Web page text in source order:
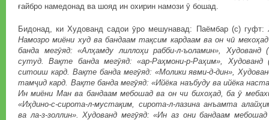
ғайбро намедонад ва шояд ин охирин намози ӯ бошад.
Бидонад, ки Худованд садои ӯро мешунавад: Паёмбар (с) гуфт:
Намозро миёни худ ва бандаам тақсим кардаам ва он чӣ
банда мегӯяд: «Алҳамду лиллоҳи рабби-л-ъоламин»,
сутуд. Вақте банда мегӯяд: «ар-Раҳмони-р-Раҳим»,
ситоиш кард. Вақте банда мегӯяд: «Молики явми-д-дин»,
тамҷид кард. Вақте банда мегӯяд: «Ийёка наъбуду ва ийёка
Ин миёни Ман ва бандаам мебошад ва он чи бихоҳад, ба ӯ
«Иҳдино-с-сирота-л-мустақим, сирота-л-лазина анъамта
ва ла-з-золлин». Худованд мегӯяд: «Ин аз они бандаам